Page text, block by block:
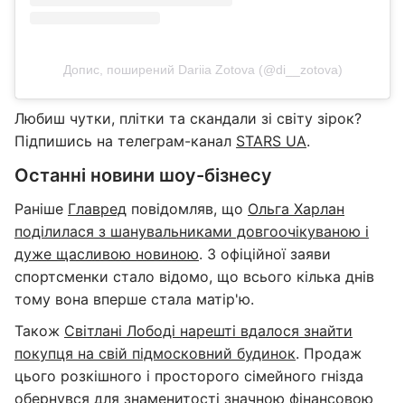
Допис, поширений Dariia Zotova (@di__zotova)
Любиш чутки, плітки та скандали зі світу зірок?
Підпишись на телеграм-канал STARS UA.
Останні новини шоу-бізнесу
Раніше Главред повідомляв, що Ольга Харлан
поділилася з шанувальниками довгоочікуваною і
дуже щасливою новиною. З офіційної заяви
спортсменки стало відомо, що всього кілька днів
тому вона вперше стала матір'ю.
Також Світлані Лободі нарешті вдалося знайти
покупця на свій підмосковний будинок. Продаж
цього розкішного і просторого сімейного гнізда
обернувся для знаменитості значною фінансовою